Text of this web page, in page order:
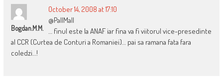
Bogdan.M.M.
October 14, 2008 at 17:10
@PallMall
… finul este la ANAF iar fina va fi viitorul vice-presedinte
al CCR (Curtea de Conturi a Romaniei)… pai sa ramana fata fara
coledzi…!